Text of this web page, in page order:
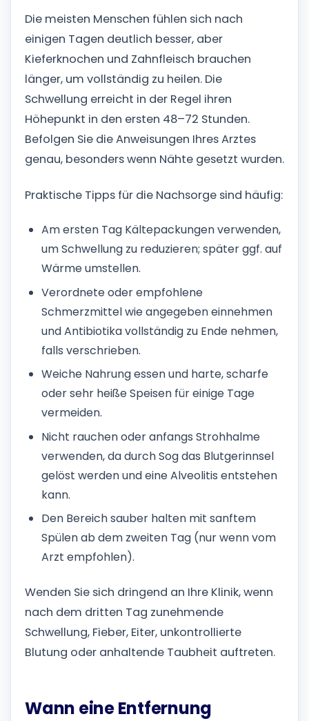
Die meisten Menschen fühlen sich nach
einigen Tagen deutlich besser, aber
Kieferknochen und Zahnfleisch brauchen
länger, um vollständig zu heilen. Die
Schwellung erreicht in der Regel ihren
Höhepunkt in den ersten 48–72 Stunden.
Befolgen Sie die Anweisungen Ihres Arztes
genau, besonders wenn Nähte gesetzt wurden.
Praktische Tipps für die Nachsorge sind häufig:
Am ersten Tag Kältepackungen verwenden,
um Schwellung zu reduzieren; später ggf. auf
Wärme umstellen.
Verordnete oder empfohlene
Schmerzmittel wie angegeben einnehmen
und Antibiotika vollständig zu Ende nehmen,
falls verschrieben.
Weiche Nahrung essen und harte, scharfe
oder sehr heiße Speisen für einige Tage
vermeiden.
Nicht rauchen oder anfangs Strohhalme
verwenden, da durch Sog das Blutgerinnsel
gelöst werden und eine Alveolitis entstehen
kann.
Den Bereich sauber halten mit sanftem
Spülen ab dem zweiten Tag (nur wenn vom
Arzt empfohlen).
Wenden Sie sich dringend an Ihre Klinik, wenn
nach dem dritten Tag zunehmende
Schwellung, Fieber, Eiter, unkontrollierte
Blutung oder anhaltende Taubheit auftreten.
Wann eine Entfernung